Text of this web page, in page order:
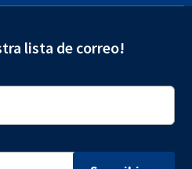
lista de correo!